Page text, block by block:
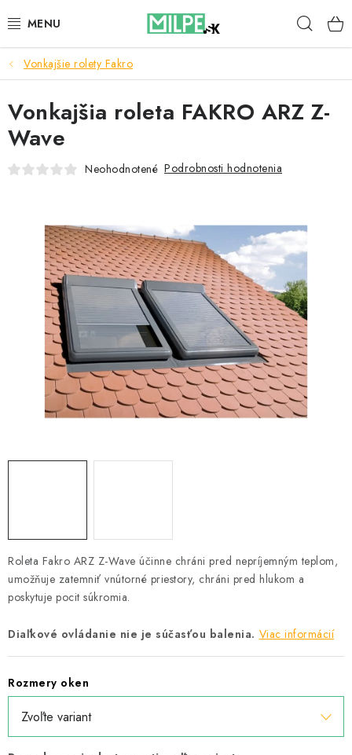
na
STREŠNÉ OKNÁ
PODKROVNÉ SCHODY
DOM A ZÁHRADA
BLOG
KONTAKTY
Reklamace a vrácení zboží
Zásady používania súborov cookie
Podmínky ochrany osobních údajů
Obchodní podmínky
Mapa webu Milpe.sk
Vonkajšie rolety Fakro
Roleta Fakro ARZ Z-Wave účinne chráni pred nepríjemným teplom,
umožňuje zatemniť vnútorné priestory, chráni pred hlukom a
poskytuje pocit súkromia.
Diaľkové ovládanie nie je súčasťou balenia. Viac informácií
Rozmery oken
Vonkajšia roleta FAKRO ARZ Z-
Wave
Neohodnotené Podrobnosti hodnotenia